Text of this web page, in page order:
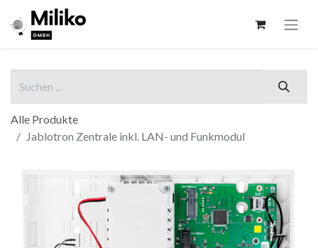
Alle Produkte
Jablotron Zentrale inkl. LAN- und Funkmodul